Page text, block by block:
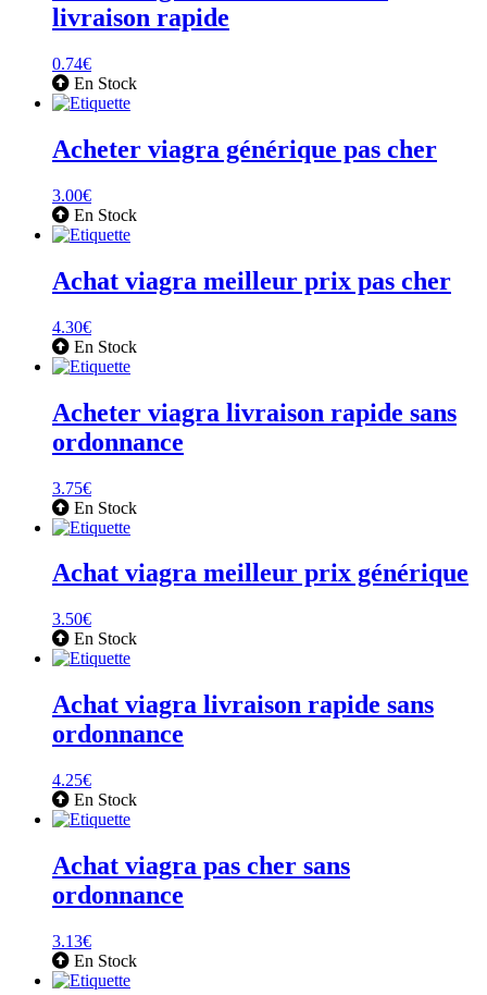
livraison rapide
0.74€
En Stock
Acheter viagra générique pas cher
3.00€
En Stock
Achat viagra meilleur prix pas cher
4.30€
En Stock
Acheter viagra livraison rapide sans
ordonnance
3.75€
En Stock
Achat viagra meilleur prix générique
3.50€
En Stock
Achat viagra livraison rapide sans
ordonnance
4.25€
En Stock
Achat viagra pas cher sans
ordonnance
3.13€
En Stock